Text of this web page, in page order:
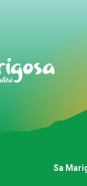
Sa